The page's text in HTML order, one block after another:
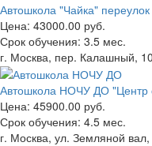
Автошкола "Чайка"
Цена: 43000.00 руб.
Срок обучения: 3.5 мес.
г. Москва, пер. Калашный,
Автошкола НОЧУ ДО "Центр
Цена: 45900.00 руб.
Срок обучения: 4.5 мес.
г. Москва, ул. Земляной